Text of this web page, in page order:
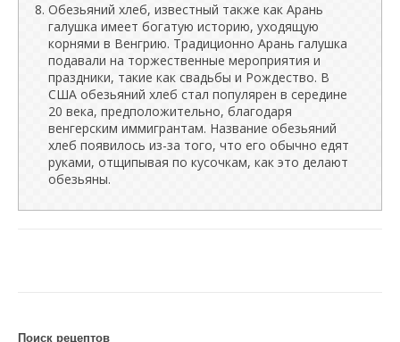
Обезьяний хлеб, известный также как Арань
галушка имеет богатую историю, уходящую
корнями в Венгрию. Традиционно Арань галушка
подавали на торжественные мероприятия и
праздники, такие как свадьбы и Рождество. В
США обезьяний хлеб стал популярен в середине
20 века, предположительно, благодаря
венгерским иммигрантам. Название обезьяний
хлеб появилось из-за того, что его обычно едят
руками, отщипывая по кусочкам, как это делают
обезьяны.
Поиск рецептов